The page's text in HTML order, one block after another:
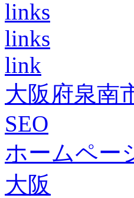
links
links
link
大阪府泉南
SEO
ホームペー
大阪